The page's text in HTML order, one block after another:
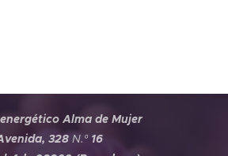
Alma de Mujer
328 N.º16